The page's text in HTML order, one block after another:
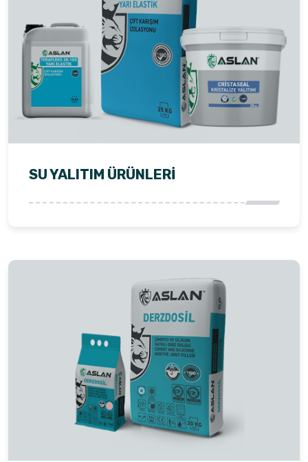
SU YALITIM ÜRÜNLERI